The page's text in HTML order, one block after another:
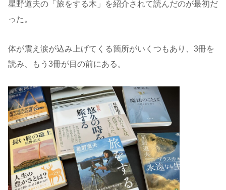
星野道夫の「旅をする木」を紹介されて読んだのが最初だ
った。
体が震え涙が込み上げてくる箇所がいくつもあり、3冊を
読み、もう3冊が目の前にある。